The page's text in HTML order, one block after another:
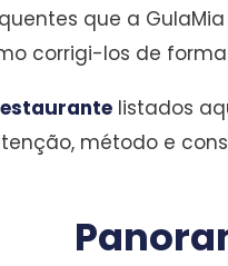
que a
corrigi-los de
listados
método e